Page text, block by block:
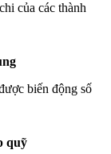
của các thành
biến động số
quỹ